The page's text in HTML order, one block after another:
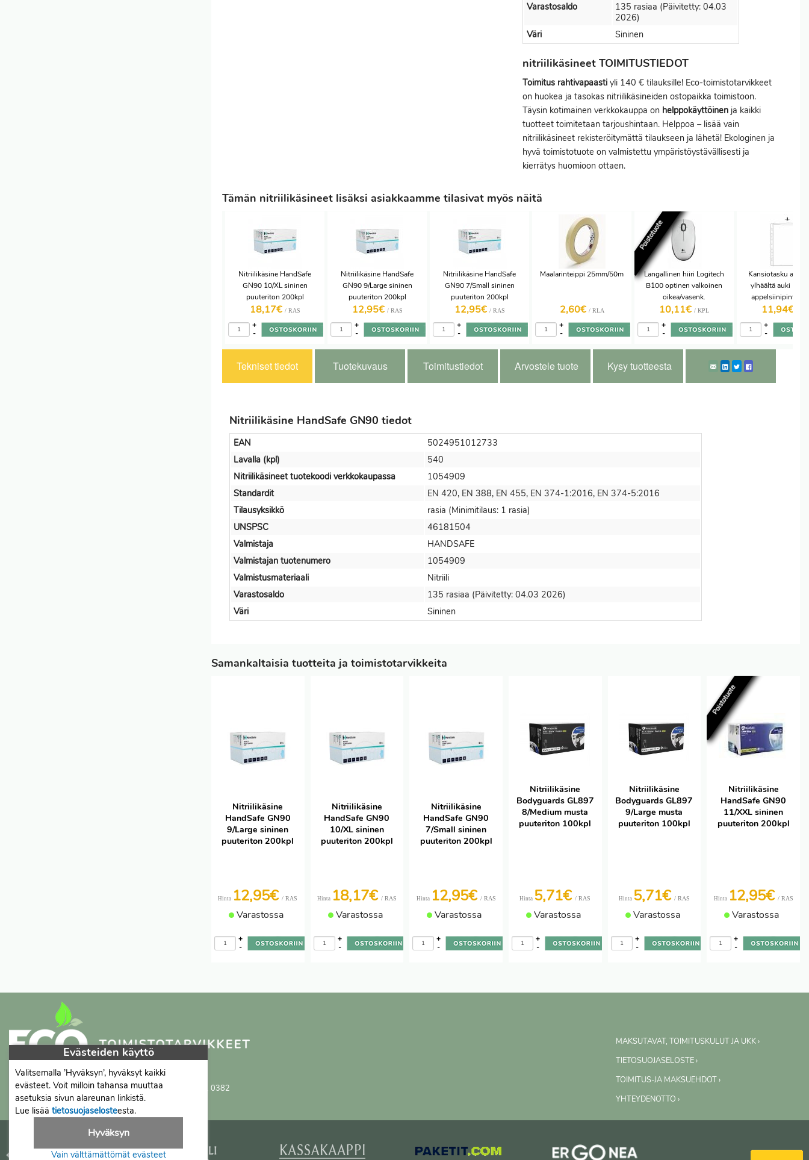
Varastosaldo
135 rasiaa (Päivitetty: 04.03
2026)
Väri
Sininen
nitriilikäsineet TOIMITUSTIEDOT
Toimitus rahtivapaasti yli 140 € tilauksille! Eco-toimistotarvikkeet
on huokea ja tasokas nitriilikäsineiden ostopaikka toimistoon.
Täysin kotimainen verkkokauppa on helppokäyttöinen ja kaikki
tuotteet toimitetaan tarjoushintaan. Helppoa – lisää vain
nitriilikäsineet rekisteröitymättä tilaukseen ja lähetä! Ekologinen ja
hyvä toimistotuote on valmistettu ympäristöystävällisesti ja
kierrätys huomioon ottaen.
Tämän nitriilikäsineet lisäksi asiakkaamme tilasivat myös näitä
Nitriilikäsine HandSafe
GN90 10/XL sininen
puuteriton 200kpl
18,17€ / RAS
-
+
Nitriilikäsine HandSafe
GN90 9/Large sininen
puuteriton 200kpl
12,95€ / RAS
-
+
Nitriilikäsine HandSafe
GN90 7/Small sininen
puuteriton 200kpl
12,95€ / RAS
-
+
Maalarinteippi 25mm/50m
2,60€ / RLA
-
+
Poistotuote
Langallinen hiiri Logitech
B100 optinen valkoinen
oikea/vasenk.
10,11€ / KPL
-
+
Kansiotasku a4 /
ylhäältä auki PP
appelsiinipinta
11,94€
-
+
Tekniset tiedot Tuotekuvaus Toimitustiedot Arvostele tuote Kysy tuotteesta
Nitriilikäsine HandSafe GN90 tiedot
EAN
5024951012733
Lavalla (kpl)
540
Nitriilikäsineet tuotekoodi verkkokaupassa
1054909
Standardit
EN 420, EN 388, EN 455, EN 374-1:2016, EN 374-5:2016
Tilausyksikkö
rasia (Minimitilaus: 1 rasia)
UNSPSC
46181504
Valmistaja
HANDSAFE
Valmistajan tuotenumero
1054909
Valmistusmateriaali
Nitriili
Varastosaldo
135 rasiaa (Päivitetty: 04.03 2026)
Väri
Sininen
Samankaltaisia tuotteita ja toimistotarvikkeita
Nitriilikäsine
HandSafe GN90
9/Large sininen
puuteriton 200kpl
Hinta 12,95€/ RAS
Varastossa
-
+
Nitriilikäsine
HandSafe GN90
10/XL sininen
puuteriton 200kpl
Hinta 18,17€ / RAS
Varastossa
-
+
Nitriilikäsine
HandSafe GN90
7/Small sininen
puuteriton 200kpl
Hinta 12,95€ / RAS
Varastossa
-
+
Nitriilikäsine
Bodyguards GL897
8/Medium musta
puuteriton 100kpl
Hinta 5,71€/ RAS
Varastossa
-
+
Nitriilikäsine
Bodyguards GL897
9/Large musta
puuteriton 100kpl
Hinta 5,71€ / RAS
Varastossa
-
+
Poistotuote
Nitriilikäsine
HandSafe GN90
11/XXL sininen
puuteriton 200kpl
Hinta 12,95€ / RAS
Varastossa
-
+
Proficient Co OyFI07452333
Ma-To 8-16, Pe 8-15 | myynti@proficient.fi | Puh: 050 341 0382
Tellervonkatu 10 70500 Kuopio
MAKSUTAVAT, TOIMITUSKULUT JA UKK ›
TIETOSUOJASELOSTE ›
TOIMITUS-JA MAKSUEHDOT ›
YHTEYDENOTTO ›
Evästeiden käyttö
Valitsemalla ’Hyväksyn’, hyväksyt kaikki
evästeet. Voit milloin tahansa muuttaa
asetuksia sivun alareunan linkistä.
Lue lisää tietosuojaselosteesta.
Hyväksyn
Vain välttämättömät evästeet